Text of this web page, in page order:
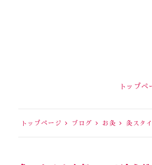
トップペ
トップページ ブログ お灸 灸スタ